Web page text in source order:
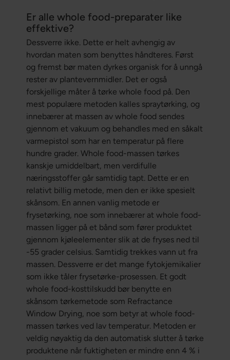
Er alle whole food-preparater like
effektive?
Dessverre ikke. Dette er helt avhengig av
hvordan maten som benyttes håndteres. Først
og fremst bør maten dyrkes organisk for å unngå
rester av plantevernmidler. Det er også
forskjellige måter å tørke whole food på. Den
mest populære metoden kalles spraytørking, og
innebærer at massen av whole food sendes
gjennom et vakuum og behandles med en såkalt
varmepistol som har en temperatur på flere
hundre grader. Whole food-massen tørkes
kanskje umiddelbart, men verdifulle
næringsstoffer går samtidig tapt. Dette er en
relativt billig metode, men den er ikke spesielt
skånsom. En annen vanlig metode er
frysetørking, noe som innebærer at whole food-
massen ligger på et bånd som fører produktet
gjennom kjøleelementer slik at de fryses ned til
-55 grader celsius. Samtidig trekkes vann ut fra
massen. Dessverre er det mange fytokjemikalier
som ikke tåler frysetørke-prosessen. Et godt
whole food-kosttilskudd bør benytte en
skånsom tørkemetode som Refractance
Window Drying, noe som betyr at whole food-
massen tørkes ved lav temperatur. Metoden er
veldig nøyaktig da den automatisk slutter å tørke
produktene når fuktigheten er mindre enn 4 % i